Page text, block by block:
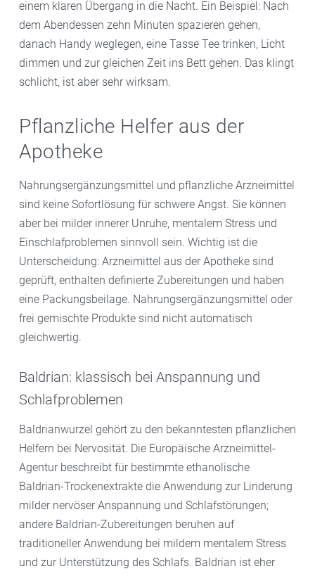
einem klaren Übergang in die Nacht. Ein Beispiel: Nach
dem Abendessen zehn Minuten spazieren gehen,
danach Handy weglegen, eine Tasse Tee trinken, Licht
dimmen und zur gleichen Zeit ins Bett gehen. Das klingt
schlicht, ist aber sehr wirksam.
Pflanzliche Helfer aus der
Apotheke
Nahrungsergänzungsmittel und pflanzliche Arzneimittel
sind keine Sofortlösung für schwere Angst. Sie können
aber bei milder innerer Unruhe, mentalem Stress und
Einschlafproblemen sinnvoll sein. Wichtig ist die
Unterscheidung: Arzneimittel aus der Apotheke sind
geprüft, enthalten definierte Zubereitungen und haben
eine Packungsbeilage. Nahrungsergänzungsmittel oder
frei gemischte Produkte sind nicht automatisch
gleichwertig.
Baldrian: klassisch bei Anspannung und
Schlafproblemen
Baldrianwurzel gehört zu den bekanntesten pflanzlichen
Helfern bei Nervosität. Die Europäische Arzneimittel-
Agentur beschreibt für bestimmte ethanolische
Baldrian-Trockenextrakte die Anwendung zur Linderung
milder nervöser Anspannung und Schlafstörungen;
andere Baldrian-Zubereitungen beruhen auf
traditioneller Anwendung bei mildem mentalem Stress
und zur Unterstützung des Schlafs. Baldrian ist eher